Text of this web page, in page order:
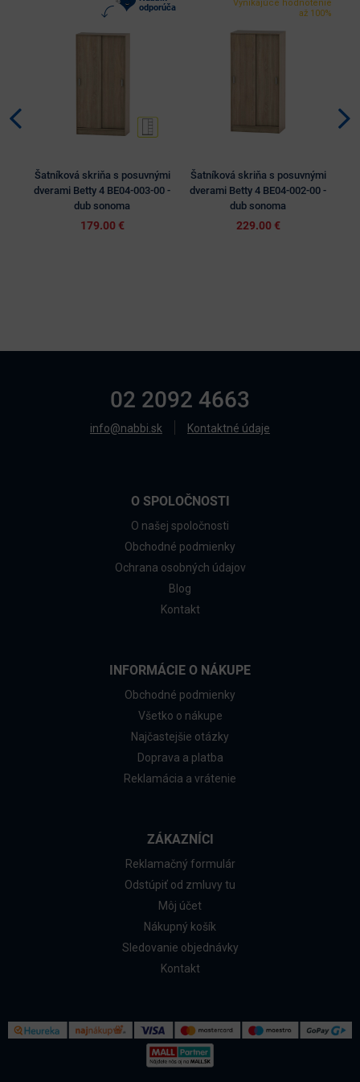
odporúča
Šatníková skriňa s posuvnými
dverami Betty 4 BE04-003-00 -
dub sonoma
179.00 €
Vynikajúce hodnotenie
až 100%
Šatníková skriňa s posuvnými
dverami Betty 4 BE04-002-00 -
dub sonoma
229.00 €
02 2092 4663
info@nabbi.sk Kontaktné údaje
O SPOLOČNOSTI
O našej spoločnosti
Obchodné podmienky
Ochrana osobných údajov
Blog
Kontakt
INFORMÁCIE O NÁKUPE
Obchodné podmienky
Všetko o nákupe
Najčastejšie otázky
Doprava a platba
Reklamácia a vrátenie
ZÁKAZNÍCI
Reklamačný formulár
Odstúpiť od zmluvy tu
Môj účet
Nákupný košík
Sledovanie objednávky
Kontakt